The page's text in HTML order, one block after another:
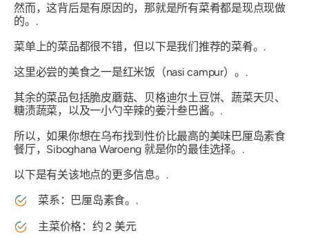
然而，这背后是有原因的，那就是所有菜肴都是现点现做
的。.
菜单上的菜品都很不错，但以下是我们推荐的菜肴。.
这里必尝的美食之一是红米饭（nasi campur）。.
其余的菜品包括脆皮蘑菇、贝格迪尔土豆饼、蔬菜天贝、
糖渍蔬菜，以及一小勺辛辣的姜汁叁巴酱。.
所以，如果你想在乌布找到性价比最高的美味巴厘岛素食
餐厅，Siboghana Waroeng 就是你的最佳选择。.
以下是有关该地点的更多信息。.
菜系：巴厘岛素食。.
主菜价格：约 2 美元